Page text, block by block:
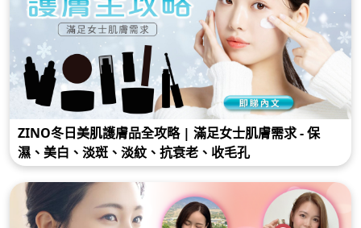
ZINO冬日美肌護膚品全攻略 | 滿足女士肌膚需求 - 保
濕、美白、淡斑、淡紋、抗衰老、收毛孔